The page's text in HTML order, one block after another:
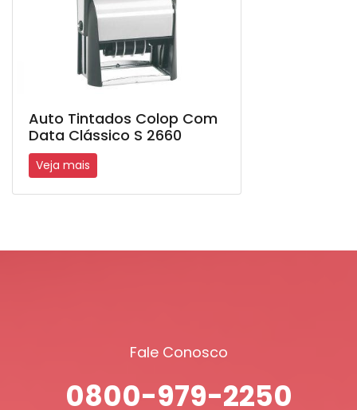
Auto Tintados Colop Com
Data Clássico S 2660
Veja mais
Fale Conosco
0800-979-2250